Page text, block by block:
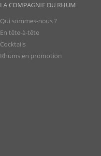
LA COMPAGNIE DU RHUM
Qui sommes-nous ?
En tête-à-tête
Cocktails
Rhums en promotion